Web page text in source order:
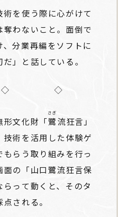
を使う際に心がけて
わないこと。面倒で
分業再編をソフトに
」と話している。
◇
形文化財「鷺
さぎ
流狂言」
術を活用した体験ゲ
らう取り組みを行っ
の「山口鷺流狂言保
って動くと、そのタ
される。